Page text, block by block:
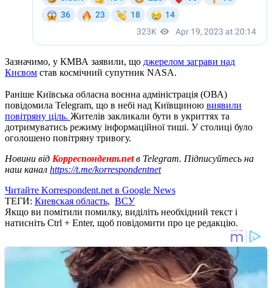
Зазначимо, у КМВА заявили, що джерелом заграви над
Києвом став космічний супутник NASA.
Раніше Київська обласна воєнна адміністрація (ОВА)
повідомила Telegram, що в небі над Київщиною виявили
повітряну ціль. Жителів закликали бути в укриттях та
дотримуватись режиму інформаційної тиші. У столиці було
оголошено повітряну тривогу.
Новини від Корреспондент.netв Telegram. Підписуйтесь на
наш канал https://t.me/korrespondentnet
Читайте Korrespondent.net в Google News
ТЕГИ: Киевская область, ВСУ
Якщо ви помітили помилку, виділіть необхідний текст і
натисніть Ctrl + Enter, щоб повідомити про це редакцію.